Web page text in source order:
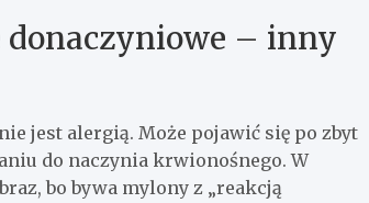
donaczyniowe – inny
jest alergią. Może pojawić się po zbyt
do naczynia krwionośnego. W
bo bywa mylony z „reakcją